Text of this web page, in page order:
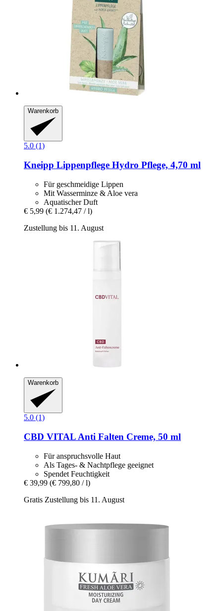
Warenkorb
5.0 (1)
Kneipp Lippenpflege Hydro Pflege, 4,70 ml
Für geschmeidige Lippen
Mit Wasserminze & Aloe vera
Aquatischer Duft
€ 5,99 (€ 1.274,47 / l)
Zustellung bis 11. August
Warenkorb
5.0 (1)
CBD VITAL Anti Falten Creme, 50 ml
Für anspruchsvolle Haut
Als Tages- & Nachtpflege geeignet
Spendet Feuchtigkeit
€ 39,99 (€ 799,80 / l)
Gratis Zustellung bis 11. August